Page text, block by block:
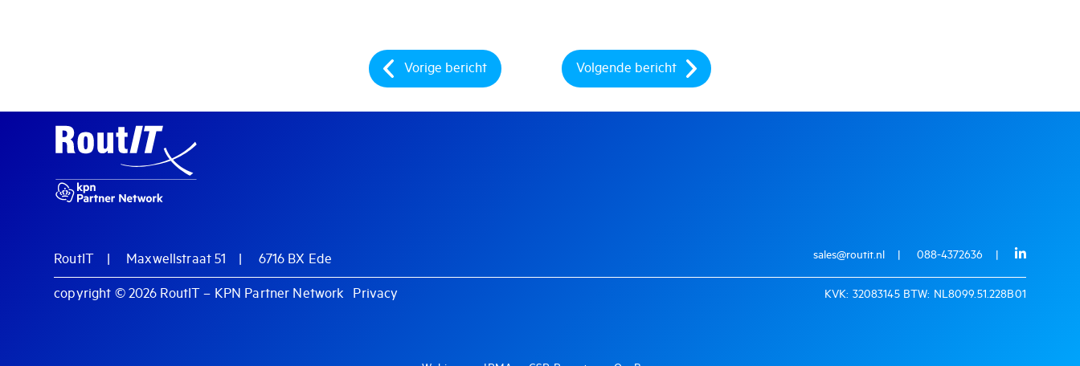
Vorige bericht Volgende bericht
RoutIT Maxwellstraat 51 6716 BX Ede sales@routit.nl 088-4372636
copyright © 2026 RoutIT – KPN Partner Network Privacy KVK: 32083145 BTW: NL8099.51.228B01